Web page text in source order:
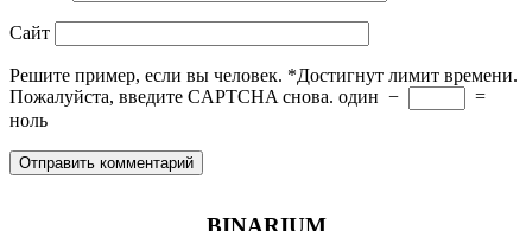
Сайт
Решите пример, если вы человек. *Достигнут лимит времени.
Пожалуйста, введите CAPTCHA снова. один −
=
ноль
BINARIUM